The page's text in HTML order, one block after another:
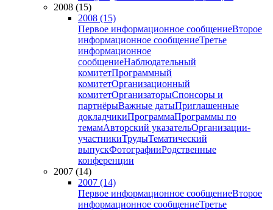
2008 (15)
2008 (15)
Первое информационное сообщениеВторое
информационное сообщениеТретье
информационное
сообщениеНаблюдательный
комитетПрограммный
комитетОрганизационный
комитетОрганизаторыСпонсоры и
партнёрыВажные датыПриглашенные
докладчикиПрограммаПрограммы по
темамАвторский указательОрганизации-
участникиТрудыТематический
выпускФотографииРодственные
конференции
2007 (14)
2007 (14)
Первое информационное сообщениеВторое
информационное сообщениеТретье